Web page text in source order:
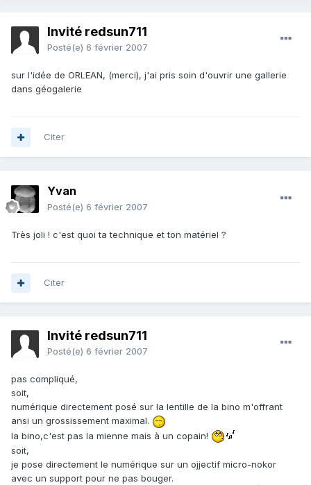
Invité redsun711
Posté(e) 6 février 2007
sur l'idée de ORLEAN, (merci), j'ai pris soin d'ouvrir une gallerie
dans géogalerie
Citer
Yvan
Posté(e) 6 février 2007
Très joli ! c'est quoi ta technique et ton matériel ?
Citer
Invité redsun711
Posté(e) 6 février 2007
pas compliqué,
soit,
numérique directement posé sur la lentille de la bino m'offrant
ansi un grossissement maximal.
la bino,c'est pas la mienne mais à un copain!
soit,
je pose directement le numérique sur un ojjectif micro-nokor
avec un support pour ne pas bouger.